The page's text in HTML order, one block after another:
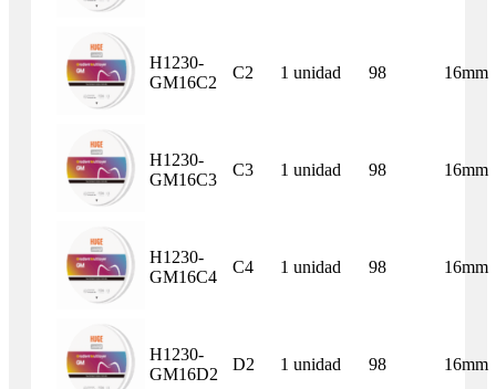
H1230-
GM16C2
C2 1 unidad 98 16mm
H1230-
GM16C3
C3 1 unidad 98 16mm
H1230-
GM16C4
C4 1 unidad 98 16mm
H1230-
GM16D2
D2 1 unidad 98 16mm